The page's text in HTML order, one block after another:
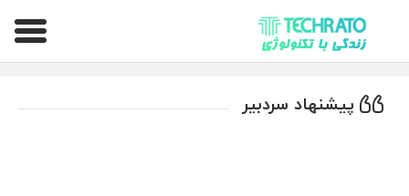
تکراتو – زندگی با تکنولوژی
پیشنهاد سردبیر